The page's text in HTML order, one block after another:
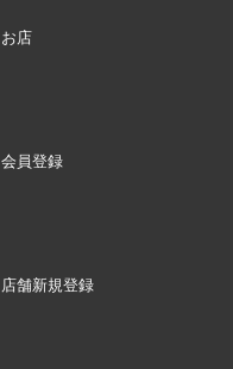
お店
会員登録
店舗新規登録